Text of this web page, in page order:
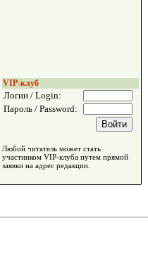
VIP-клуб
Логин / Login:
Пароль / Password:
Любой читатель может стать
участником VIP-клуба путем прямой
заявки на адрес редакции.